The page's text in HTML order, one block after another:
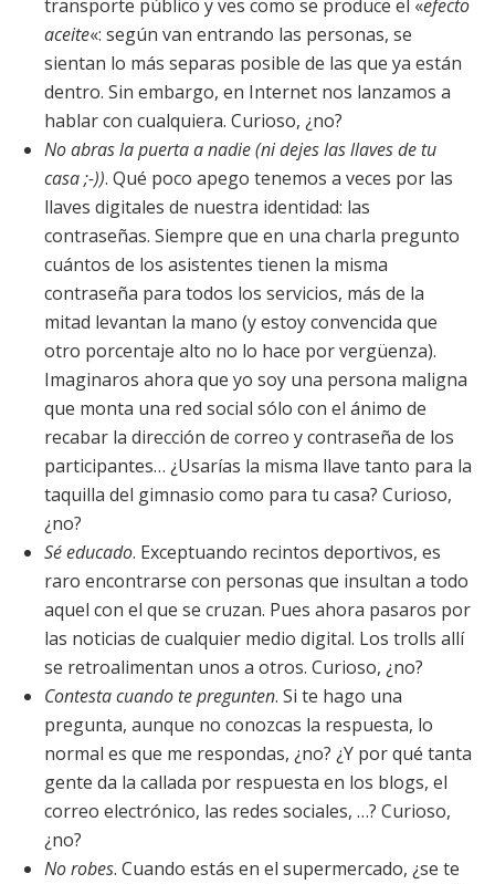
transporte público y ves como se produce el «efecto
aceite«: según van entrando las personas, se
sientan lo más separas posible de las que ya están
dentro. Sin embargo, en Internet nos lanzamos a
hablar con cualquiera. Curioso, ¿no?
No abras la puerta a nadie (ni dejes las llaves de tu
casa ;-)). Qué poco apego tenemos a veces por las
llaves digitales de nuestra identidad: las
contraseñas. Siempre que en una charla pregunto
cuántos de los asistentes tienen la misma
contraseña para todos los servicios, más de la
mitad levantan la mano (y estoy convencida que
otro porcentaje alto no lo hace por vergüenza).
Imaginaros ahora que yo soy una persona maligna
que monta una red social sólo con el ánimo de
recabar la dirección de correo y contraseña de los
participantes… ¿Usarías la misma llave tanto para la
taquilla del gimnasio como para tu casa? Curioso,
¿no?
Sé educado. Exceptuando recintos deportivos, es
raro encontrarse con personas que insultan a todo
aquel con el que se cruzan. Pues ahora pasaros por
las noticias de cualquier medio digital. Los trolls allí
se retroalimentan unos a otros. Curioso, ¿no?
Contesta cuando te pregunten. Si te hago una
pregunta, aunque no conozcas la respuesta, lo
normal es que me respondas, ¿no? ¿Y por qué tanta
gente da la callada por respuesta en los blogs, el
correo electrónico, las redes sociales, …? Curioso,
¿no?
No robes. Cuando estás en el supermercado, ¿se te